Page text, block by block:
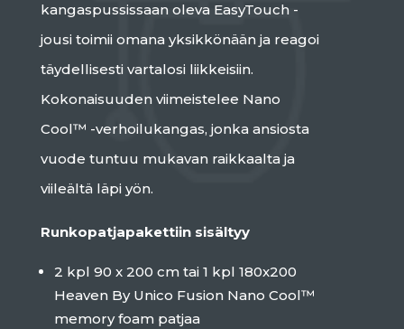
kangaspussissaan oleva EasyTouch -
jousi toimii omana yksikkönään ja reagoi
täydellisesti vartalosi liikkeisiin.
Kokonaisuuden viimeistelee Nano
Cool™ -verhoilukangas, jonka ansiosta
vuode tuntuu mukavan raikkaalta ja
viileältä läpi yön.
Runkopatjapakettiin sisältyy
2 kpl 90 x 200 cm tai 1 kpl 180x200
Heaven By Unico Fusion Nano Cool™
memory foam patjaa